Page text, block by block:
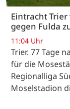
Eintracht
gegen Fulda
11:04 Uhr
Trier. 77 Tage
für die
Regionalliga
Moselstadion